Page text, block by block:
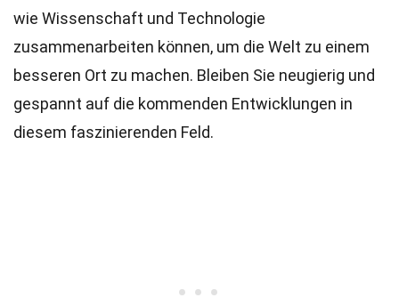
wie Wissenschaft und Technologie
zusammenarbeiten können, um die Welt zu einem
besseren Ort zu machen. Bleiben Sie neugierig und
gespannt auf die kommenden Entwicklungen in
diesem faszinierenden Feld.